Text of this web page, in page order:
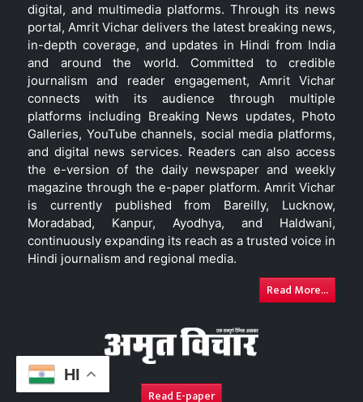
HI
digital, and multimedia platforms. Through its news
portal, Amrit Vichar delivers the latest breaking news,
in-depth coverage, and updates in Hindi from India
and around the world. Committed to credible
journalism and reader engagement, Amrit Vichar
connects with its audience through multiple
platforms including Breaking News updates, Photo
Galleries, YouTube channels, social media platforms,
and digital news services. Readers can also access
the e-version of the daily newspaper and weekly
magazine through the e-paper platform. Amrit Vichar
is currently published from Bareilly, Lucknow,
Moradabad, Kanpur, Ayodhya, and Haldwani,
continuously expanding its reach as a trusted voice in
Hindi journalism and regional media.
Read More...
Read E-paper